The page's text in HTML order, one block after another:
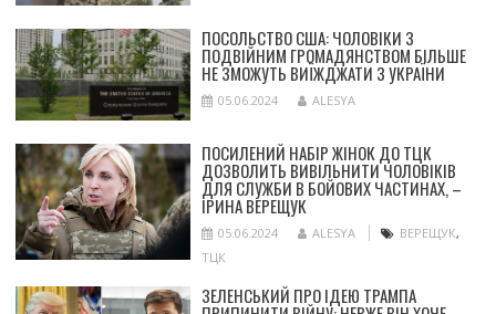
ПОСОЛЬСТВО США: ЧОЛОВІКИ З
ПОДВІЙНИМ ГРОМАДЯНСТВОМ БІЛЬШЕ
НЕ ЗМОЖУТЬ ВИЇЖДЖАТИ З УКРАЇНИ
05.06.2024 ALESYA
ПОСИЛЕНИЙ НАБІР ЖІНОК ДО ТЦК
ДОЗВОЛИТЬ ВИВІЛЬНИТИ ЧОЛОВІКІВ
ДЛЯ СЛУЖБИ В БОЙОВИХ ЧАСТИНАХ, –
ІРИНА ВЕРЕЩУК
05.06.2024 ALESYA ВЕРЕЩУК,
ТЦК
ЗЕЛЕНСЬКИЙ ПРО ІДЕЮ ТРАМПА